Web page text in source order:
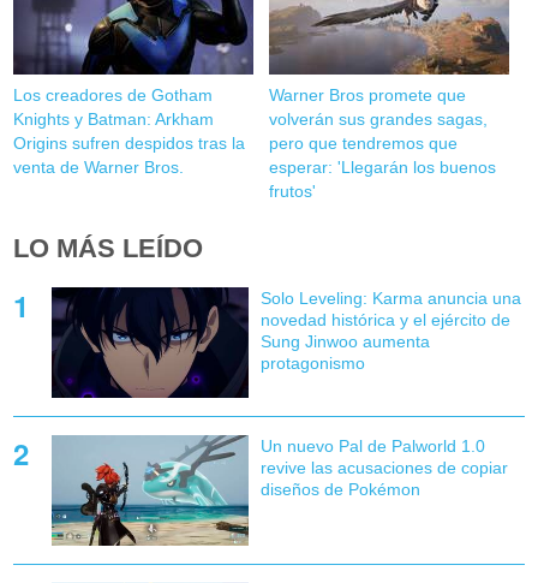
Los creadores de Gotham
Knights y Batman: Arkham
Origins sufren despidos tras la
venta de Warner Bros.
Warner Bros promete que
volverán sus grandes sagas,
pero que tendremos que
esperar: 'Llegarán los buenos
frutos'
LO MÁS LEÍDO
Solo Leveling: Karma anuncia una
novedad histórica y el ejército de
Sung Jinwoo aumenta
protagonismo
Un nuevo Pal de Palworld 1.0
revive las acusaciones de copiar
diseños de Pokémon